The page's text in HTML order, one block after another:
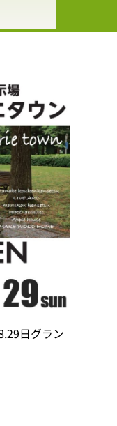
日グラン